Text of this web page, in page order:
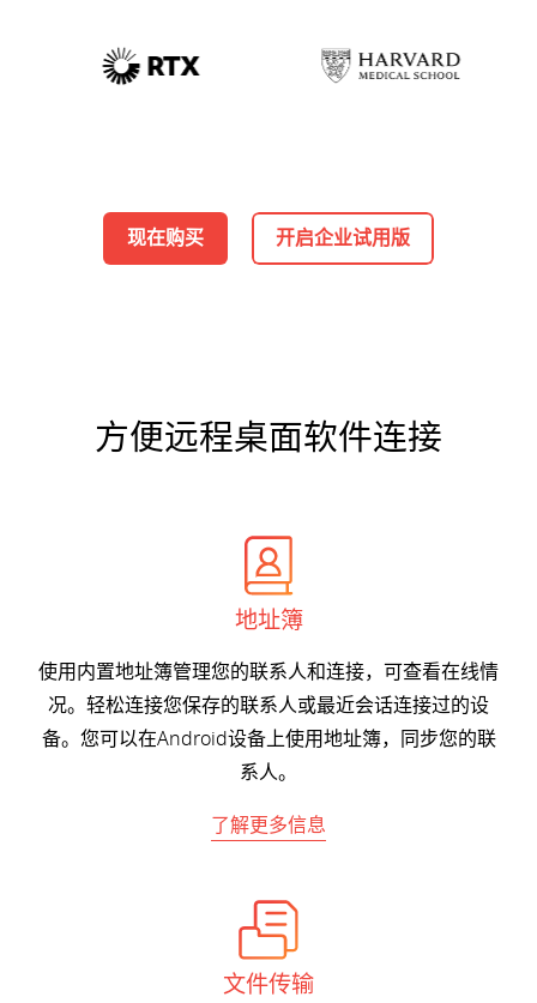
现在购买 开启企业试用版
方便远程桌面软件连接
地址簿
使用内置地址簿管理您的联系人和连接，可查看在线情
况。轻松连接您保存的联系人或最近会话连接过的设
备。您可以在Android设备上使用地址簿，同步您的联
系人。
了解更多信息
文件传输